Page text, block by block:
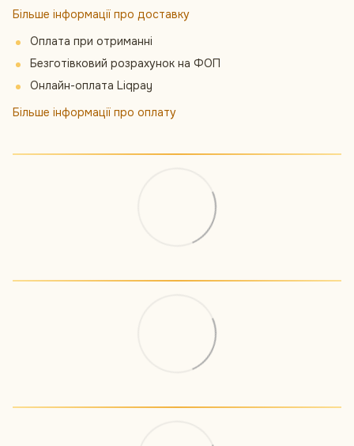
Більше інформації про доставку
Оплата при отриманні
Безготівковий розрахунок на ФОП
Онлайн-оплата Liqpay
Більше інформації про оплату